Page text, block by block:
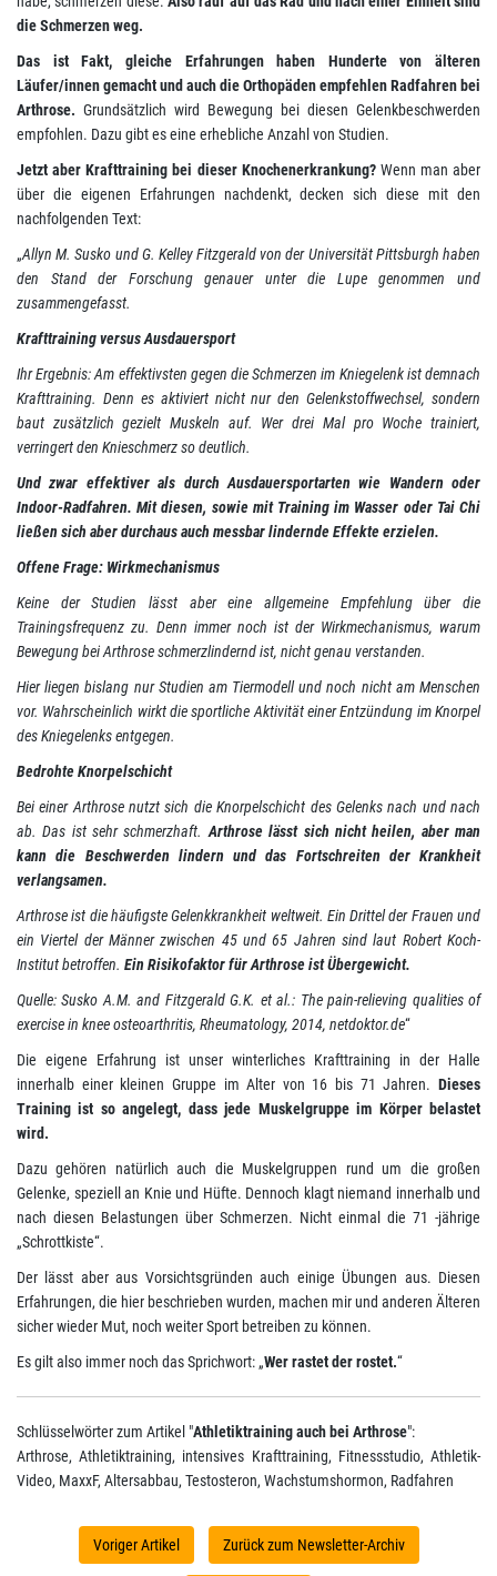
die Schmerzen weg.
Das ist Fakt, gleiche Erfahrungen haben Hunderte von älteren
Läufer/innen gemacht und auch die Orthopäden empfehlen Radfahren bei
Arthrose. Grundsätzlich wird Bewegung bei diesen Gelenkbeschwerden
empfohlen. Dazu gibt es eine erhebliche Anzahl von Studien.
Jetzt aber Krafttraining bei dieser Knochenerkrankung?Wenn man aber
über die eigenen Erfahrungen nachdenkt, decken sich diese mit den
nachfolgenden Text:
„Allyn M. Susko und G. Kelley Fitzgerald von der Universität Pittsburgh haben
den Stand der Forschung genauer unter die Lupe genommen und
zusammengefasst.
Krafttraining versus Ausdauersport
Ihr Ergebnis: Am effektivsten gegen die Schmerzen im Kniegelenk ist demnach
Krafttraining. Denn es aktiviert nicht nur den Gelenkstoffwechsel, sondern
baut zusätzlich gezielt Muskeln auf. Wer drei Mal pro Woche trainiert,
verringert den Knieschmerz so deutlich.
Und zwar effektiver als durch Ausdauersportarten wie Wandern oder
Indoor-Radfahren. Mit diesen, sowie mit Training im Wasser oder Tai Chi
ließen sich aber durchaus auch messbar lindernde Effekte erzielen.
Offene Frage: Wirkmechanismus
Keine der Studien lässt aber eine allgemeine Empfehlung über die
Trainingsfrequenz zu. Denn immer noch ist der Wirkmechanismus, warum
Bewegung bei Arthrose schmerzlindernd ist, nicht genau verstanden.
Hier liegen bislang nur Studien am Tiermodell und noch nicht am Menschen
vor. Wahrscheinlich wirkt die sportliche Aktivität einer Entzündung im Knorpel
des Kniegelenks entgegen.
Bedrohte Knorpelschicht
Bei einer Arthrose nutzt sich die Knorpelschicht des Gelenks nach und nach
ab. Das ist sehr schmerzhaft. Arthrose lässt sich nicht heilen, aber man
kann die Beschwerden lindern und das Fortschreiten der Krankheit
verlangsamen.
Arthrose ist die häufigste Gelenkkrankheit weltweit. Ein Drittel der Frauen und
ein Viertel der Männer zwischen 45 und 65 Jahren sind laut Robert Koch-
Institut betroffen. Ein Risikofaktor für Arthrose ist Übergewicht.
Quelle: Susko A.M. and Fitzgerald G.K. et al.: The pain-relieving qualities of
exercise in knee osteoarthritis, Rheumatology, 2014, netdoktor.de“
Die eigene Erfahrung ist unser winterliches Krafttraining in der Halle
innerhalb einer kleinen Gruppe im Alter von 16 bis 71 Jahren. Dieses
Training ist so angelegt, dass jede Muskelgruppe im Körper belastet
wird.
Dazu gehören natürlich auch die Muskelgruppen rund um die großen
Gelenke, speziell an Knie und Hüfte. Dennoch klagt niemand innerhalb und
nach diesen Belastungen über Schmerzen. Nicht einmal die 71 -jährige
„Schrottkiste“.
Der lässt aber aus Vorsichtsgründen auch einige Übungen aus. Diesen
Erfahrungen, die hier beschrieben wurden, machen mir und anderen Älteren
sicher wieder Mut, noch weiter Sport betreiben zu können.
Es gilt also immer noch das Sprichwort: „Wer rastet der rostet.“
Schlüsselwörter zum Artikel "Athletiktraining auch bei Arthrose":
Arthrose, Athletiktraining, intensives Krafttraining, Fitnessstudio, Athletik-
Video, MaxxF, Altersabbau, Testosteron, Wachstumshormon, Radfahren
Voriger Artikel Zurück zum Newsletter-Archiv